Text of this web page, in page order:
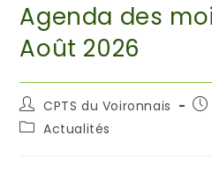
Agenda des
Août 2026
CPTS du Voironnais
Actualités